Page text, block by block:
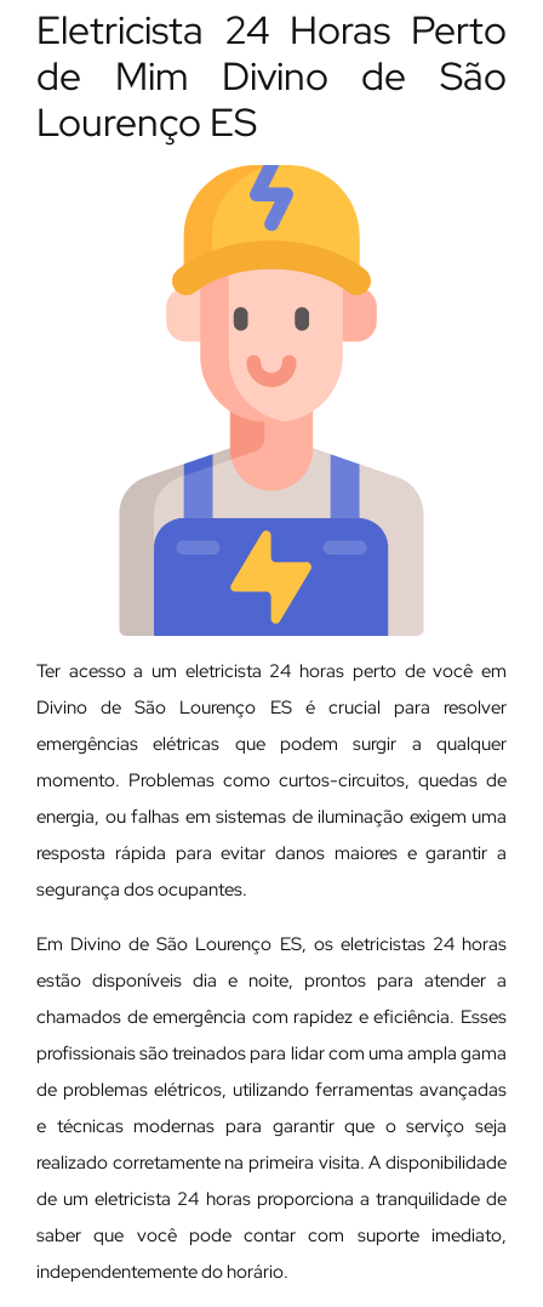
Eletricista 24 Horas Perto
de Mim Divino de São
Lourenço ES
Ter acesso a um eletricista 24 horas perto de você em
Divino de São Lourenço ES é crucial para resolver
emergências elétricas que podem surgir a qualquer
momento. Problemas como curtos-circuitos, quedas de
energia, ou falhas em sistemas de iluminação exigem uma
resposta rápida para evitar danos maiores e garantir a
segurança dos ocupantes.
Em Divino de São Lourenço ES, os eletricistas 24 horas
estão disponíveis dia e noite, prontos para atender a
chamados de emergência com rapidez e eficiência. Esses
profissionais são treinados para lidar com uma ampla gama
de problemas elétricos, utilizando ferramentas avançadas
e técnicas modernas para garantir que o serviço seja
realizado corretamente na primeira visita. A disponibilidade
de um eletricista 24 horas proporciona a tranquilidade de
saber que você pode contar com suporte imediato,
independentemente do horário.